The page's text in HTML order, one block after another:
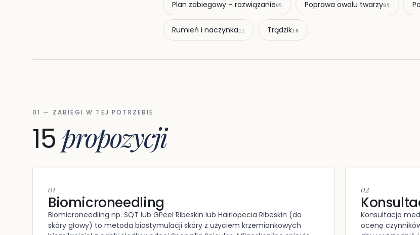
Plan zabiegowy – rozwiązanie05 Poprawa owalu twarzy05
Rumień i naczynka11 Trądzik10
01 — ZABIEGI W TEJ POTRZEBIE
15 propozycji
01
Biomicroneedling
Biomicroneedling np. SQT lub GPeel Ribeskin lub Hairlopecia Ribeskin (do
skóry głowy) to metoda biostymulacji skóry z użyciem krzemionkowych
02
Konsultacja
ocenę